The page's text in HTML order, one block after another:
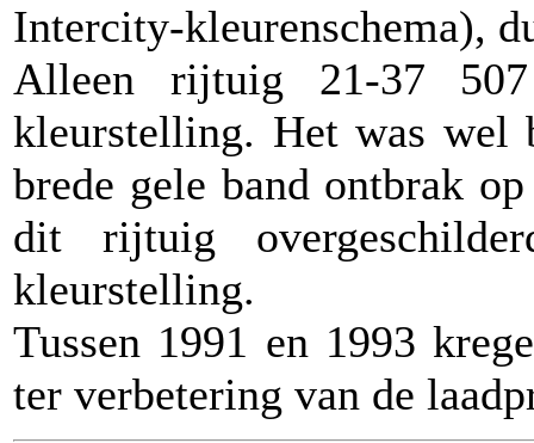
Intercity-kleurenschema),
Alleen rijtuig 21-37
kleurstelling. Het was wel
brede gele band ontbrak
dit rijtuig
kleurstelling.
Tussen 1991 en 1993
ter verbetering van de